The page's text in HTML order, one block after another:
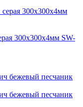
300х300х4мм SW-